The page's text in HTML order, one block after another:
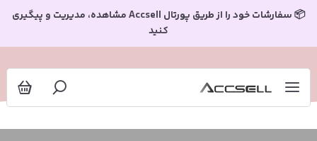
📦 سفارشات خود را از طریق پورتال Accsell مشاهده، مدیریت و پیگیری
کنید